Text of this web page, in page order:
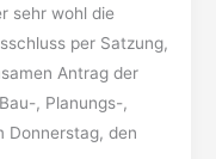
sehr wohl die
per Satzung,
Antrag der
, Planungs-,
Donnerstag, den